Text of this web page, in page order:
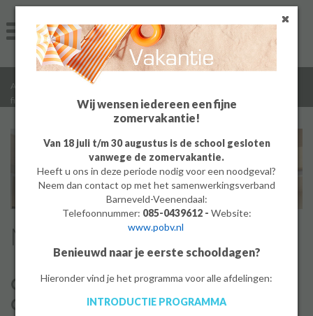
Wij wensen iedereen een fijne
zomervakantie!
Van 18 juli t/m 30 augustus is de school gesloten
vanwege de zomervakantie.
Heeft u ons in deze periode nodig voor een noodgeval?
Neem dan contact op met het samenwerkingsverband
Barneveld-Veenendaal:
Telefoonnummer: 085-0439612 - Website:
www.pobv.nl
Benieuwd naar je eerste schooldagen?
Hieronder vind je het programma voor alle afdelingen:
INTRODUCTIE PROGRAMMA
Algemeen
Groep 8
MBO
Bedrijf
Algemeen Algemene informatie
filosoVISIE
Missie, visie en filosoVISIE
Onze missie:
Geloof in elk talent!